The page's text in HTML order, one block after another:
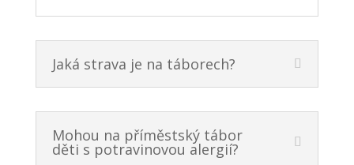
Jaká strava je na táborech?
Mohou na příměstský tábor
děti s potravinovou alergií?